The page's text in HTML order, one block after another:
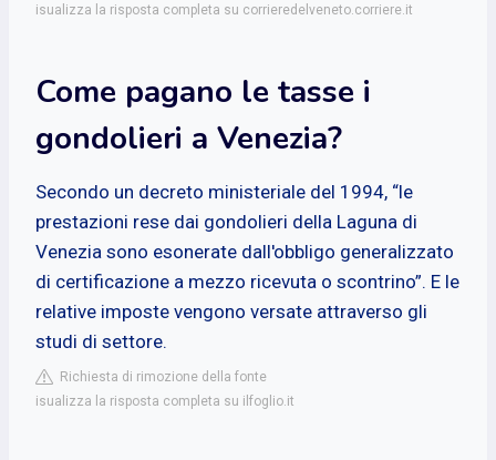
isualizza la risposta completa su corrieredelveneto.corriere.it
Come pagano le tasse i
gondolieri a Venezia?
Secondo un decreto ministeriale del 1994, “le
prestazioni rese dai gondolieri della Laguna di
Venezia sono esonerate dall'obbligo generalizzato
di certificazione a mezzo ricevuta o scontrino”. E le
relative imposte vengono versate attraverso gli
studi di settore.
Richiesta di rimozione della fonte
isualizza la risposta completa su ilfoglio.it